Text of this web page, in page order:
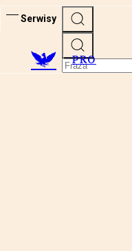
Serwisy
PRO